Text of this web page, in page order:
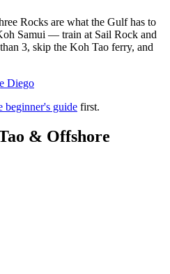
Rocks are what the Gulf has to
Samui — train at Sail Rock and
3, skip the Koh Tao ferry, and
Diego
beginner's guide first.
& Offshore